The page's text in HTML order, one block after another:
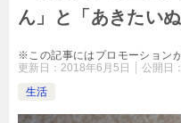
ん」と「あきたい
※この記事にはプロモーション
更新日： 2018年6月5日 公開日：
生活